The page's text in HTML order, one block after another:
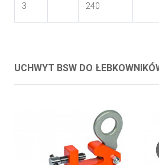
3
240
UCHWYT BSW DO